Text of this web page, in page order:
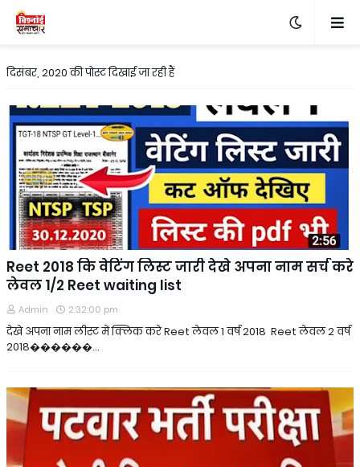
दिसंबर, 2020 की पोस्ट दिखाई जा रही हैं
Reet 2018 कि वेटिंग लिस्ट जारी देखे अपना नाम सर्च करे
लेवल 1/2 Reet waiting list
Admin 2:32:00 pm
देखे अपना नाम लीस्ट में क्लिक करे Reet लेवल 1 वर्ष 2018 Reet लेवल 2 वर्ष
2018������…